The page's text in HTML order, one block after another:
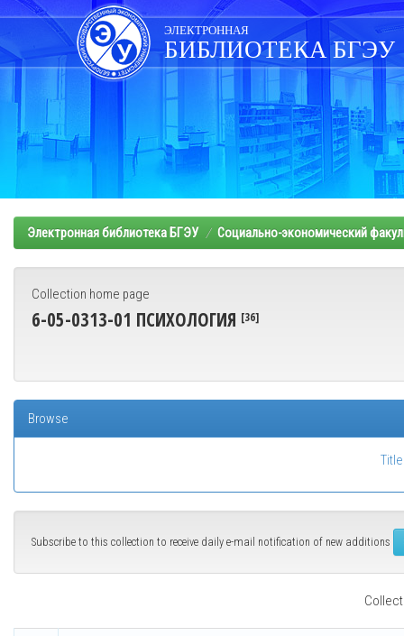
Skip
navigation
ЭЛЕКТРОННАЯ
БИБЛИОТЕКА БГЭУ
Электронная библиотека БГЭУ Социально-экономический
Collection home page
6-05-0313-01 ПСИХОЛОГИЯ [36]
Browse
Title
Subscribe to this collection to receive daily e-mail notification of new additions